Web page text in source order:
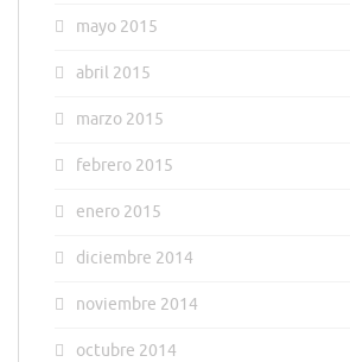
mayo 2015
abril 2015
marzo 2015
febrero 2015
enero 2015
diciembre 2014
noviembre 2014
octubre 2014